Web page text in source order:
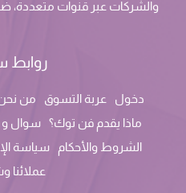
والشركات عبر قنوات متعددة،
روابط
دخول عربة التسوق من
ماذا يقدم فن توك؟
سوال و
الشروط والأحكام
سياسة
عملائنا